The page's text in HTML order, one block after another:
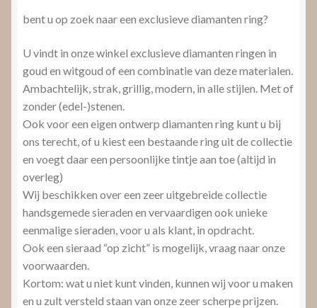
bent u op zoek naar een exclusieve diamanten ring?
U vindt in onze winkel exclusieve diamanten ringen in
goud en witgoud of een combinatie van deze materialen.
Ambachtelijk, strak, grillig, modern, in alle stijlen. Met of
zonder (edel-)stenen.
Ook voor een eigen ontwerp diamanten ring kunt u bij
ons terecht, of u kiest een bestaande ring uit de collectie
en voegt daar een persoonlijke tintje aan toe (altijd in
overleg)
Wij beschikken over een zeer uitgebreide collectie
handsgemede sieraden en vervaardigen ook unieke
eenmalige sieraden, voor u als klant, in opdracht.
Ook een sieraad “op zicht” is mogelijk, vraag naar onze
voorwaarden.
Kortom: wat u niet kunt vinden, kunnen wij voor u maken
en u zult versteld staan van onze zeer scherpe prijzen.